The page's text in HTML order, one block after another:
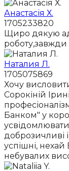
Анастасія Х.
1705233820
Щиро дякую
Наталия Л.
1705075869
Хочу
Сорокіній
Банком" у
доброзичливі
успішні, нехай
небувалих